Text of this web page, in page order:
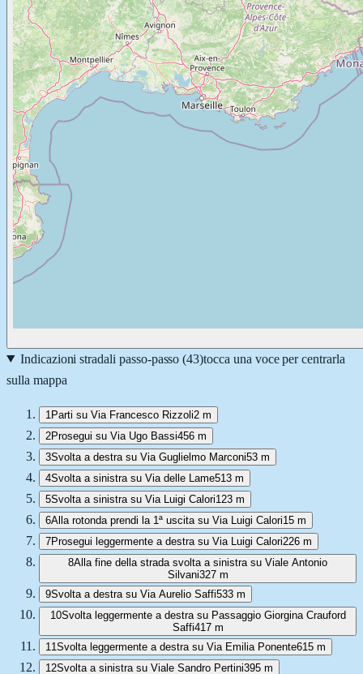
Indicazioni stradali passo-passo (43)tocca una voce per centrarla
sulla mappa
1 Parti su Via Francesco Rizzoli2 m
2Prosegui su Via Ugo Bassi456 m
3Svolta a destra su Via Guglielmo Marconi53 m
4Svolta a sinistra su Via delle Lame513 m
5Svolta a sinistra su Via Luigi Calori123 m
6Alla rotonda prendi la 1ª uscita su Via Luigi Calori15 m
7Prosegui leggermente a destra su Via Luigi Calori226 m
8Alla fine della strada svolta a sinistra su Viale Antonio
Silvani327 m
9Svolta a destra su Via Aurelio Saffi533 m
10Svolta leggermente a destra su Passaggio Giorgina Crauford
Saffi417 m
11Svolta leggermente a destra su Via Emilia Ponente615 m
12Svolta a sinistra su Viale Sandro Pertini395 m